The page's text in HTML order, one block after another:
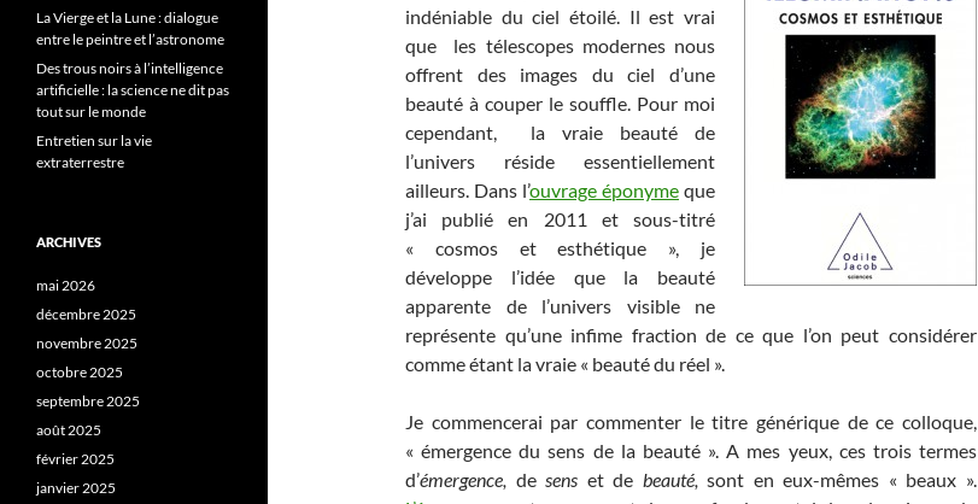
indéniable du ciel étoilé. Il est vrai
que les télescopes modernes nous
offrent des images du ciel d’une
beauté à couper le souffle. Pour moi
cependant, la vraie beauté de
l’univers réside essentiellement
ailleurs. Dans l’ouvrage éponyme que
j’ai publié en 2011 et sous-titré
« cosmos et esthétique », je
développe l’idée que la beauté
apparente de l’univers visible ne
représente qu’une infime fraction de ce que l’on peut considérer
comme étant la vraie « beauté du réel ».
Je commencerai par commenter le titre générique de ce colloque,
« émergence du sens de la beauté ». A mes yeux, ces trois termes
d’émergence, desens et de beauté, sont en eux-mêmes « beaux ».
La Vierge et la Lune : dialogue
entre le peintre et l’astronome
Des trous noirs à l’intelligence
artificielle : la science ne dit pas
tout sur le monde
Entretien sur la vie
extraterrestre
ARCHIVES
mai 2026
décembre 2025
novembre 2025
octobre 2025
septembre 2025
août 2025
février 2025
janvier 2025